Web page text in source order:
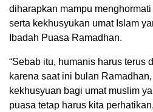
diharapkan mampu
serta kekhusyukan umat Islam
Ibadah Puasa Ramadhan.
“Sebab itu, humanis harus terus
karena saat ini bulan
kekhusyuan bagi umat muslim
puasa tetap harus kita